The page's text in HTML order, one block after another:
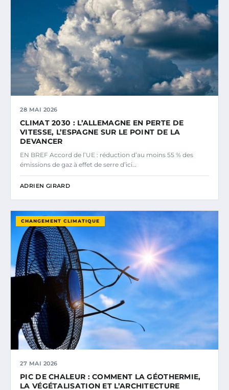
28 MAI 2026
CLIMAT 2030 : L’ALLEMAGNE EN PERTE DE
VITESSE, L’ESPAGNE SUR LE POINT DE LA
DEVANCER
EN BREF Accord de l’UE : réduction d’au moins 55 % des
émissions de gaz à effet de serre d’ici…
ADRIEN GIRARD
CHANGEMENT CLIMATIQUE
27 MAI 2026
PIC DE CHALEUR : COMMENT LA GÉOTHERMIE,
LA VÉGÉTALISATION ET L’ARCHITECTURE